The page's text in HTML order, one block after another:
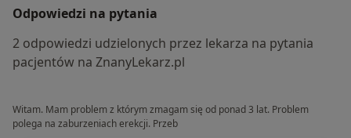
Odpowiedzi na pytania
2 odpowiedzi udzielonych przez lekarza na pytania
pacjentów na ZnanyLekarz.pl
Witam. Mam problem z którym zmagam się od ponad 3 lat. Problem
polega na zaburzeniach erekcji. Przeb